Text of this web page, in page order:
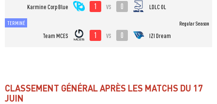
Karmine Corp Blue 1 vs 0 LDLC OL
TERMINÉ
Team MCES 1 vs 0 IZI Dream
Regular Season
CLASSEMENT GÉNÉRAL APRÈS LES MATCHS DU 17
JUIN